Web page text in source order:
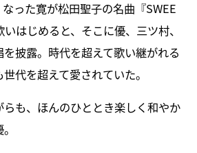
った寛が松田聖子の名曲『SWEE
はじめると、そこに優、三ツ村、
披露。時代を超えて歌い継がれる
代を超えて愛されていた。
も、ほんのひととき楽しく和やか